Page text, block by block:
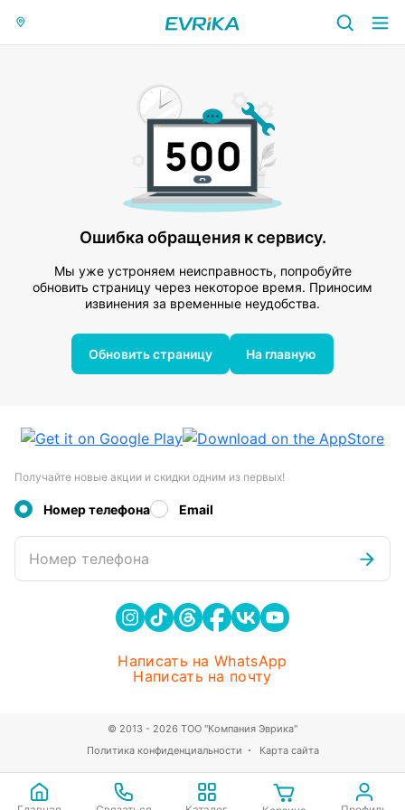
Ошибка обращения к сервису.
Мы уже устроняем неисправность, попробуйте
обновить страницу через некоторое время. Приносим
извинения за временные неудобства.
Обновить страницу На главную
Получайте новые акции и скидки одним из первых!
Номер телефона Email
Номер телефона
Написать на WhatsApp
Написать на почту
Политика конфиденциальности Карта сайта
© 2013 - 2026 ТОО "Компания Эврика"